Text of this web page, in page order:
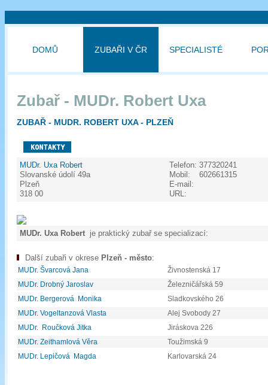
DOMŮ ZUBAŘI V ČR SPECIALISTÉ
Zubař - MUDr. Robert Uxa
ZUBAŘ - MUDR. ROBERT UXA - PLZEŇ
MUDr. Uxa Robert
Slovanské údolí 49a
Plzeň
318 00
Telefon:
Mobil:
E-mail:
URL:
377320241
602661315
MUDr. Uxa Robert je praktický zubař se specializací:
Další zubaři v okrese Plzeň - město:
MUDr. Švarcová Jana
Živnostenská 17
MUDr. Drobný Jaroslav
Železničářská 59
MUDr. Bergerová Monika
Sladkovského 26
MUDr. Vogeltanzová Vlasta
Alej Svobody 27
MUDr. Roučková Jitka
Jiráskova 226
MUDr. Zeithamlová Věra
Toužimská 9
MUDr. Lepičová Magda
Karlovarská 24